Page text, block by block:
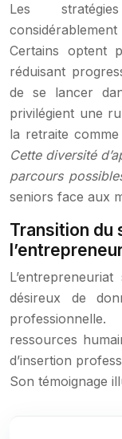
Les
Certains optent
réduisant
de se lancer
privilégient une
la retraite
Cette diversité
parcours
seniors face aux
Transition du
désireux de
ressources
d’insertion
Son témoignage